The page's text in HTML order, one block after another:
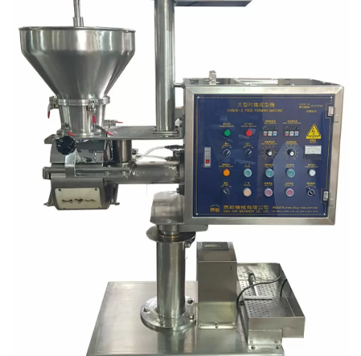
yang menciptakan dan mengemas daging olahan,
sayuran dan makanan laut, kentang goreng, makanan
ringan panggang dan goreng, serta makanan
berkualitas lainnya.